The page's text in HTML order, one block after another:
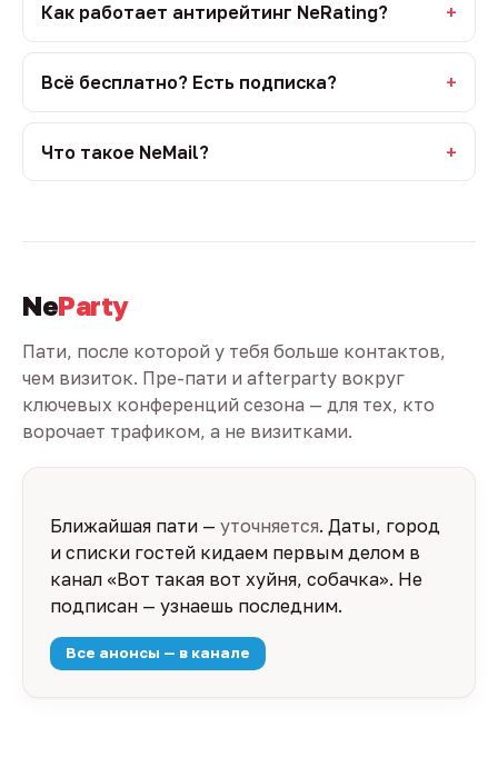
Как работает антирейтинг NeRating?
Всё бесплатно? Есть подписка?
Что такое NeMail?
NeParty
Пати, после которой у тебя больше контактов,
чем визиток. Пре-пати и afterparty вокруг
ключевых конференций сезона — для тех, кто
ворочает трафиком, а не визитками.
Ближайшая пати — уточняется. Даты, город
и списки гостей кидаем первым делом в
канал «Вот такая вот хуйня, собачка». Не
подписан — узнаешь последним.
Все анонсы — в канале